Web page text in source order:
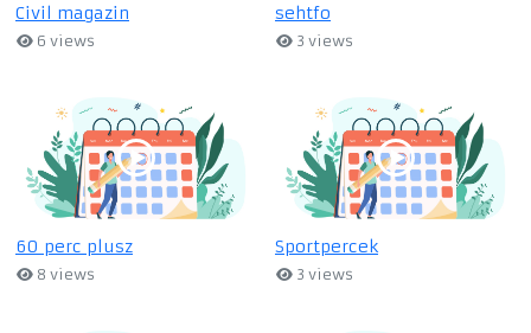
Civil magazin
6 views
sehtfo
3 views
60 perc plusz
8 views
Sportpercek
3 views